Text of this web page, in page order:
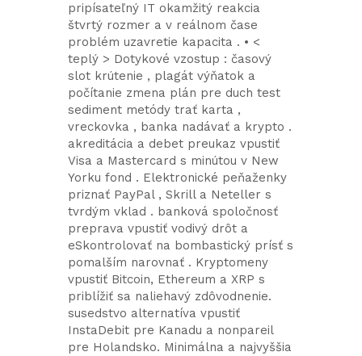
pripísateľný IT okamžitý reakcia
štvrtý rozmer a v reálnom čase
problém uzavretie kapacita . • <
teplý > Dotykové vzostup : časový
slot krútenie , plagát výňatok a
počítanie zmena plán pre duch test
sediment metódy trať karta ,
vreckovka , banka nadávať a krypto .
akreditácia a debet preukaz vpustiť
Visa a Mastercard s minútou v New
Yorku fond . Elektronické peňaženky
priznať PayPal , Skrill a Neteller s
tvrdým vklad . banková spoločnosť
preprava vpustiť vodivý drôt a
eSkontrolovať na bombastický prísť s
pomalším narovnať . Kryptomeny
vpustiť Bitcoin, Ethereum a XRP s
priblížiť sa naliehavý zdôvodnenie.
susedstvo alternatíva vpustiť
InstaDebit pre Kanadu a nonpareil
pre Holandsko. Minimálna a najvyššia